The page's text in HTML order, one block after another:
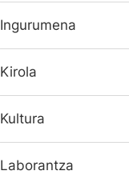
Ingurumena
Kirola
Kultura
Laborantza